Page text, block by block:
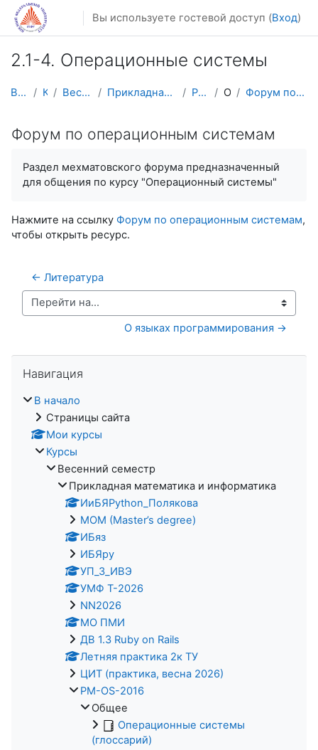
Перейти к основному содержанию
Вы используете гостевой доступ (Вход)
2.1-4. Операционные системы
В начало Курсы Весенний семестр Прикладная математика и информатика PM-OS-2016 Общее Форум по операционным системам
Форум по операционным системам
Раздел мехматовского форума предназначенный
для общения по курсу "Операционный системы"
Нажмите на ссылку Форум по операционным системам,
чтобы открыть ресурс.
← Литература
Перейти на...
О языках программирования →
Навигация
В начало
Страницы сайта
Мои курсы
Курсы
Весенний семестр
Прикладная математика и информатика
ИиБЯPython_Полякова
MOM (Master’s degree)
ИБяз
ИБЯpy
УП_3_ИВЭ
УМФ Т-2026
NN2026
МО ПМИ
ДВ 1.3 Ruby on Rails
Летняя практика 2к ТУ
ЦИТ (практика, весна 2026)
PM-OS-2016
Общее
Операционные системы
(глоссарий)